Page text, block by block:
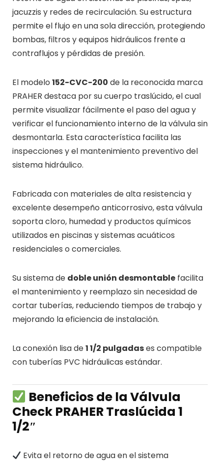
jacuzzis y redes de recirculación. Su estructura
permite el flujo en una sola dirección, protegiendo
bombas, filtros y equipos hidráulicos frente a
contraflujos y pérdidas de presión.
El modelo 152-CVC-200 de la reconocida marca
PRAHER destaca por su cuerpo traslúcido, el cual
permite visualizar fácilmente el paso del agua y
verificar el funcionamiento interno de la válvula sin
desmontarla. Esta característica facilita las
inspecciones y el mantenimiento preventivo del
sistema hidráulico.
Fabricada con materiales de alta resistencia y
excelente desempeño anticorrosivo, esta válvula
soporta cloro, humedad y productos químicos
utilizados en piscinas y sistemas acuáticos
residenciales o comerciales.
Su sistema de doble unión desmontablefacilita
el mantenimiento y reemplazo sin necesidad de
cortar tuberías, reduciendo tiempos de trabajo y
mejorando la eficiencia de instalación.
La conexión lisa de1 1/2 pulgadases compatible
con tuberías PVC hidráulicas estándar.
Beneficios de la Válvula
Check PRAHER Traslúcida 1
1/2″
Evita el retorno de agua en el sistema